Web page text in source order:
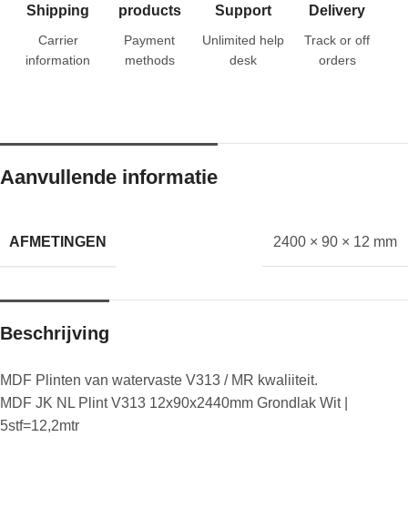
Shipping
Carrier
information
products
Payment
methods
Support
Unlimited help
desk
Delivery
Track or off
orders
Aanvullende informatie
AFMETINGEN 2400 × 90 × 12 mm
Beschrijving
MDF Plinten van watervaste V313 / MR kwaliiteit.
MDF JK NL Plint V313 12x90x2440mm Grondlak Wit |
5stf=12,2mtr